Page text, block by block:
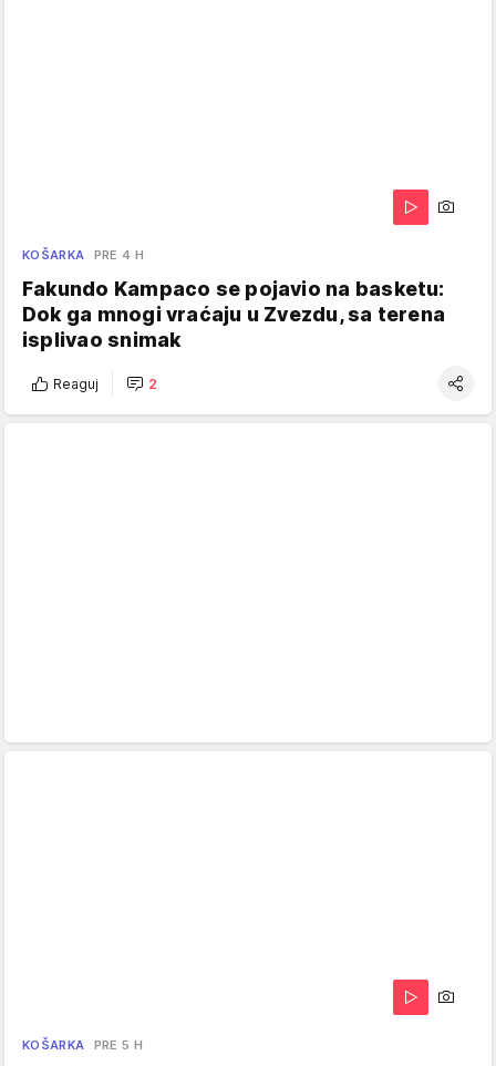
KOŠARKA PRE 4 H
Fakundo Kampaco se pojavio na basketu:
Dok ga mnogi vraćaju u Zvezdu, sa terena
isplivao snimak
Reaguj 2
KOŠARKA PRE 5 H